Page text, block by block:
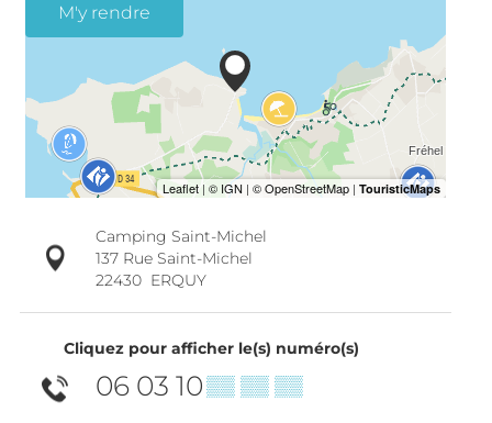
M'y rendre
Camping Saint-Michel
137 Rue Saint-Michel
22430 ERQUY
Cliquez pour afficher le(s) numéro(s)
06 03 10▒▒ ▒▒ ▒▒